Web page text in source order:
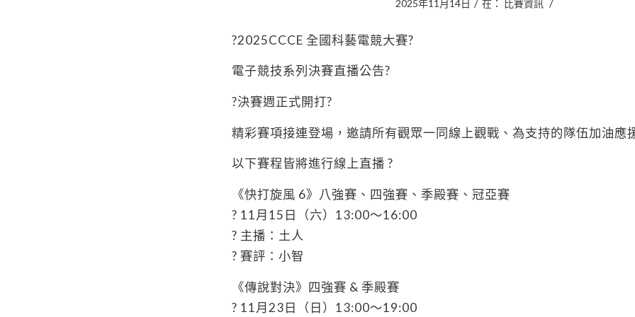
2025年11月14日 / 在： 比賽資訊 /
?2025CCCE 全國科藝電競大賽?
電子競技系列決賽直播公告?
?決賽週正式開打?
精彩賽項接連登場，邀請所有觀眾一同線上觀戰、為支持的隊伍加油應
以下賽程皆將進行線上直播 ?
《快打旋風 6》八強賽、四強賽、季殿賽、冠亞賽
? 11月15日（六）13:00～16:00
? 主播：土人
? 賽評：小智
《傳說對決》四強賽 & 季殿賽
? 11月23日（日）13:00～19:00